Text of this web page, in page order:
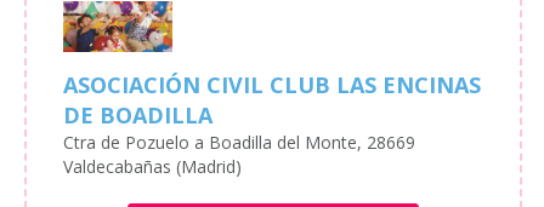
ASOCIACIÓN CIVIL CLUB LAS ENCINAS
DE BOADILLA
Ctra de Pozuelo a Boadilla del Monte, 28669
Valdecabañas (Madrid)